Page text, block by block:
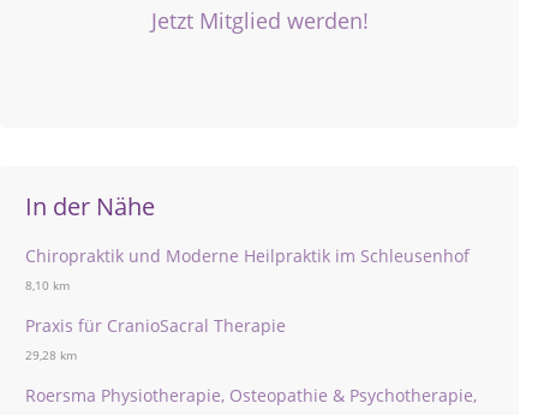
Jetzt Mitglied werden!
In der Nähe
Chiropraktik und Moderne Heilpraktik im Schleusenhof
8,10 km
Praxis für CranioSacral Therapie
29,28 km
Roersma Physiotherapie, Osteopathie & Psychotherapie,